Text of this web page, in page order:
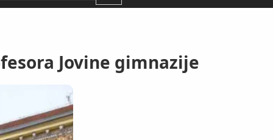
Jovine gimnazije